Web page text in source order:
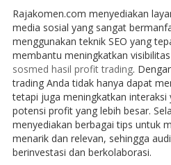
Rajakomen.com menyediakan
media sosial yang sangat
menggunakan teknik SEO yang
membantu meningkatkan
sosmed hasil profit trading.
trading Anda tidak hanya dapat
tetapi juga meningkatkan interaksi
potensi profit yang lebih besar.
menyediakan berbagai tips untuk
menarik dan relevan, sehingga
berinvestasi dan berkolaborasi.